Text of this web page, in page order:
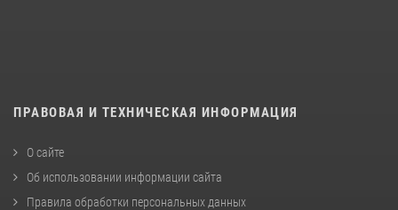
ПРАВОВАЯ И ТЕХНИЧЕСКАЯ ИНФОРМАЦИЯ
О сайте
Об использовании информации сайта
Правила обработки персональных данных